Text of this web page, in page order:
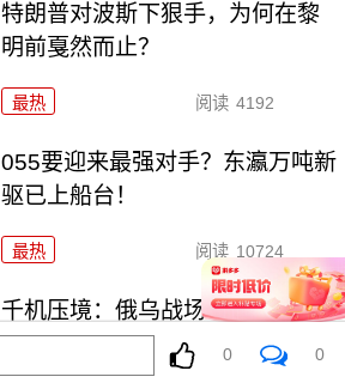
特朗普对波斯下狠手，为何在黎
明前戛然而止？
最热 阅读 4192
055要迎来最强对手？东瀛万吨新
驱已上船台！
最热 阅读 10724
千机压境：俄乌战场上的\"蜂群
\"博弈与东大启示
0 0